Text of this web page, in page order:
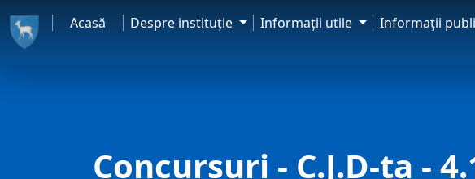
Acasă Despre instituţie Informaţii utile Informaţii
Concursuri - C.J.D-ţa -